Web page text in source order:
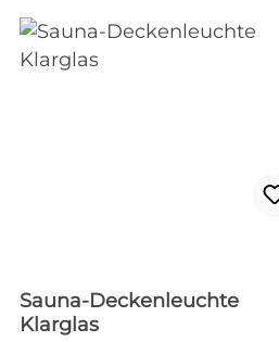
Sauna-Deckenleuchte
Klarglas